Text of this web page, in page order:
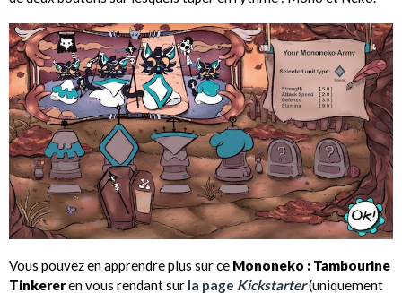
Vous pouvez en apprendre plus sur ce Mononeko : Tambourine
Tinkereren vous rendant sur la page Kickstarter(uniquement